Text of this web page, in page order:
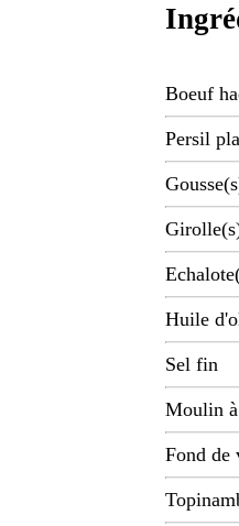
Boeuf
Persil
Huile
Sel fin
Moulin
Fond de